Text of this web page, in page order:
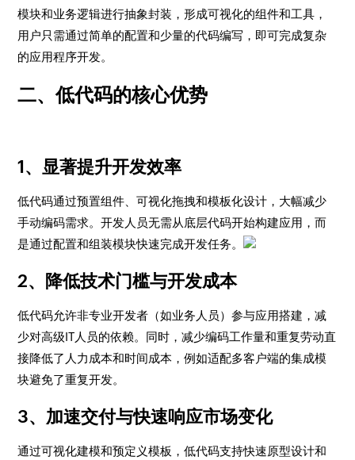
模块和业务逻辑进行抽象封装，形成可视化的组件和工具，
用户只需通过简单的配置和少量的代码编写，即可完成复杂
的应用程序开发。
二、低代码的核心优势
1、显著提升开发效率
低代码通过预置组件、可视化拖拽和模板化设计，大幅减少
手动编码需求。开发人员无需从底层代码开始构建应用，而
是通过配置和组装模块快速完成开发任务。
2、降低技术门槛与开发成本
低代码允许非专业开发者（如业务人员）参与应用搭建，减
少对高级IT人员的依赖。同时，减少编码工作量和重复劳动直
接降低了人力成本和时间成本，例如适配多客户端的集成模
块避免了重复开发。
3、 加速交付与快速响应市场变化
通过可视化建模和预定义模板，低代码支持快速原型设计和